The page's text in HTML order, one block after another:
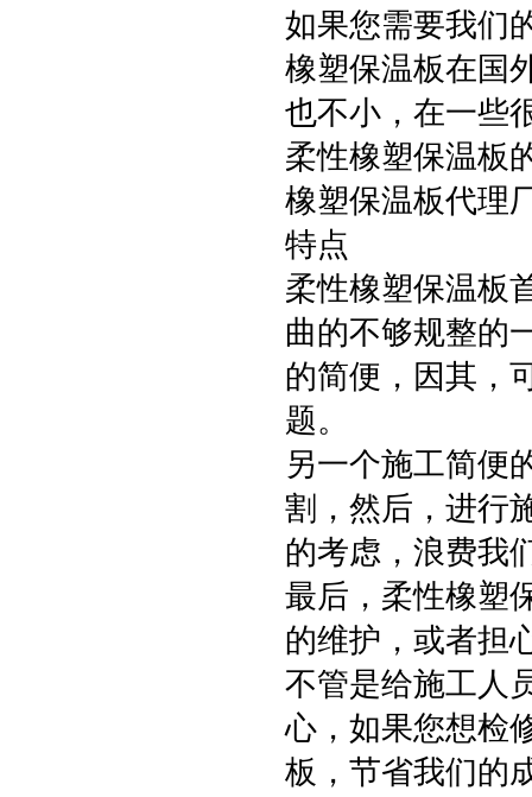
如果您需要我们
橡塑保温板在国
也不小，在一些
柔性橡塑保温板
橡塑保温板代理
特点
柔性橡塑保温板
曲的不够规整的
的简便，因其，
题。
另一个施工简便
割，然后，进行
的考虑，浪费我
最后，柔性橡塑
的维护，或者担
不管是给施工人
心，如果您想检
板，节省我们的